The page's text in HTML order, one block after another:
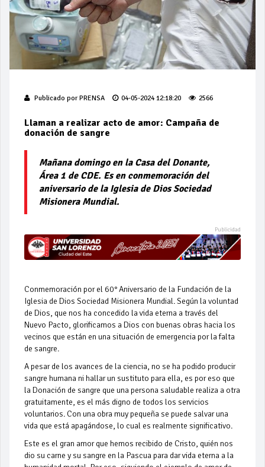
Publicado por PRENSA 04-05-2024 12:18:20 2566
Llaman a realizar acto de amor: Campaña de
donación de sangre
Mañana domingo en la Casa del Donante,
Área 1 de CDE. Es en conmemoración del
aniversario de la Iglesia de Dios Sociedad
Misionera Mundial.
Conmemoración por el 60° Aniversario de la Fundación de la
Iglesia de Dios Sociedad Misionera Mundial. Según la voluntad
de Dios, que nos ha concedido la vida eterna a través del
Nuevo Pacto, glorificamos a Dios con buenas obras hacia los
vecinos que están en una situación de emergencia por la falta
de sangre.
A pesar de los avances de la ciencia, no se ha podido producir
sangre humana ni hallar un sustituto para ella, es por eso que
la Donación de sangre que una persona saludable realiza a otra
gratuitamente, es el más digno de todos los servicios
voluntarios. Con una obra muy pequeña se puede salvar una
vida que está apagándose, lo cual es realmente significativo.
Este es el gran amor que hemos recibido de Cristo, quién nos
dio su carne y su sangre en la Pascua para dar vida eterna a la